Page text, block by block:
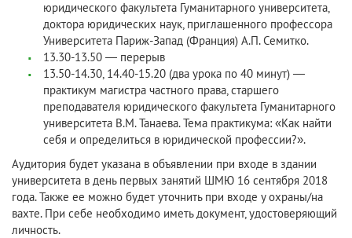
юридического факультета Гуманитарного университета,
доктора юридических наук, приглашенного профессора
Университета Париж-Запад (Франция) А.П. Семитко.
13.30-13.50 — перерыв
13.50-14.30, 14.40-15.20 (два урока по 40 минут) —
практикум магистра частного права, старшего
преподавателя юридического факультета Гуманитарного
университета В.М. Танаева. Тема практикума: «Как найти
себя и определиться в юридической профессии?».
Аудитория будет указана в объявлении при входе в здании
университета в день первых занятий ШМЮ 16 сентября 2018
года. Также ее можно будет уточнить при входе у охраны/на
вахте. При себе необходимо иметь документ, удостоверяющий
личность.